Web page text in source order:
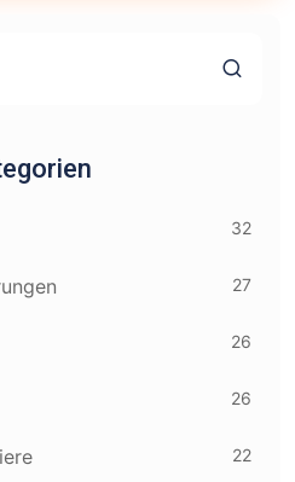
32
27
26
26
22